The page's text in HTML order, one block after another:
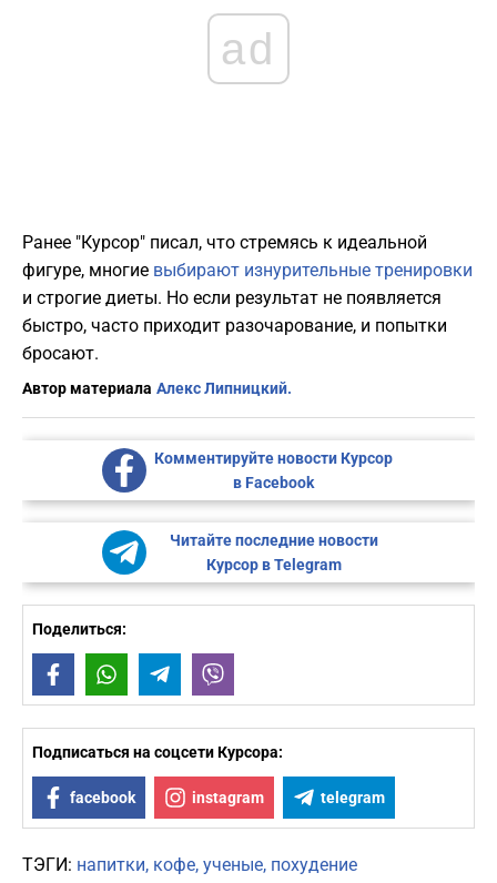
ad
Ранее "Курсор" писал, что стремясь к идеальной
фигуре, многие выбирают изнурительные тренировки
и строгие диеты. Но если результат не появляется
быстро, часто приходит разочарование, и попытки
бросают.
Автор материала Алекс Липницкий.
Комментируйте новости Курсор
в Facebook
Читайте последние новости
Курсор в Telegram
Поделиться:
FacebookWhatsAppTelegram
Подписаться на соцсети Курсора:
facebook instagram telegram
ТЭГИ: напитки кофе ученые похудение